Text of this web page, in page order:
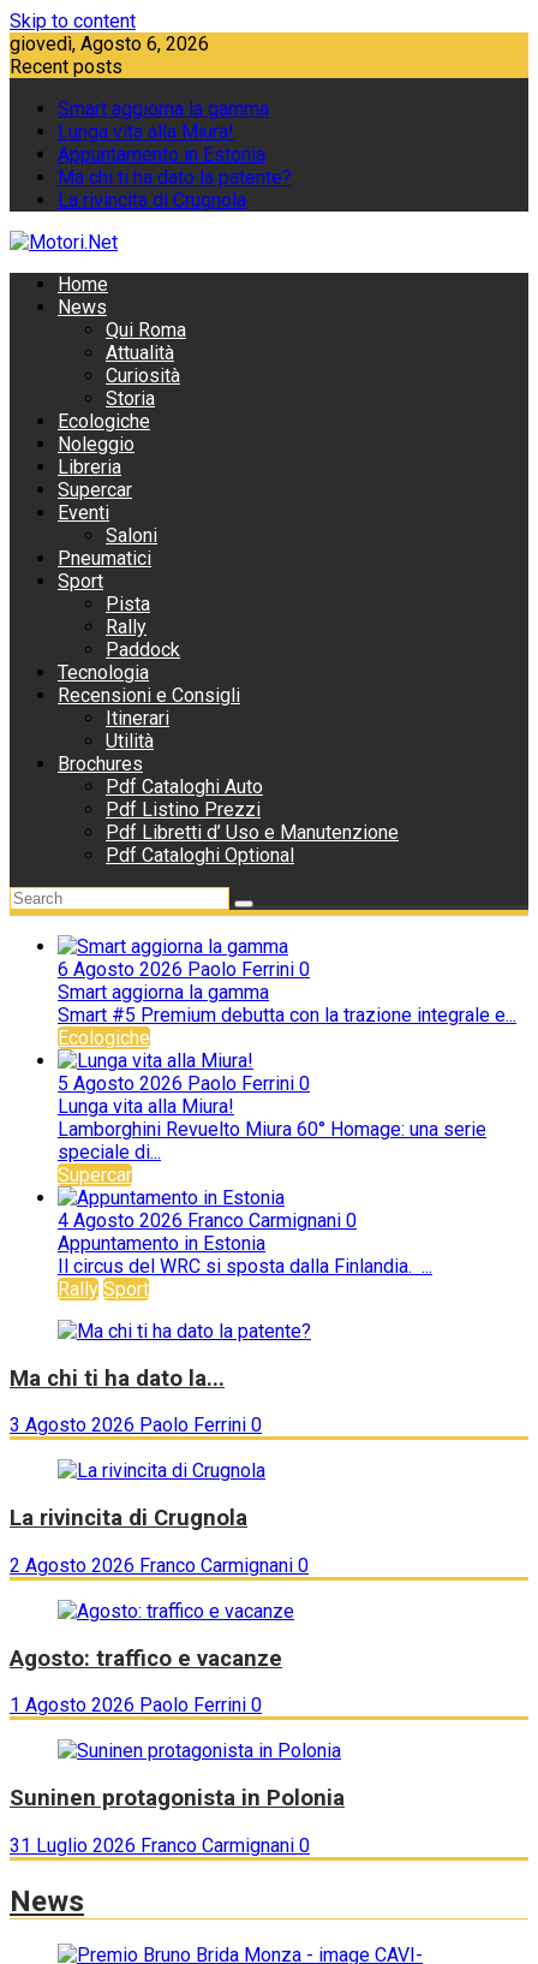
Skip to content
giovedì, Agosto 6, 2026
Recent posts
Smart aggiorna la gamma
Lunga vita alla Miura!
Appuntamento in Estonia
Ma chi ti ha dato la patente?
La rivincita di Crugnola
Home
News
Qui Roma
Attualità
Curiosità
Storia
Ecologiche
Noleggio
Libreria
Supercar
Eventi
Saloni
Pneumatici
Sport
Pista
Rally
Paddock
Tecnologia
Recensioni e Consigli
Itinerari
Utilità
Brochures
Pdf Cataloghi Auto
Pdf Listino Prezzi
Pdf Libretti d’ Uso e Manutenzione
Pdf Cataloghi Optional
6 Agosto 2026 Paolo Ferrini 0
Smart aggiorna la gamma
Smart #5 Premium debutta con la trazione integrale e...
Ecologiche
5 Agosto 2026 Paolo Ferrini 0
Lunga vita alla Miura!
Lamborghini Revuelto Miura 60° Homage: una serie
speciale di...
Supercar
4 Agosto 2026 Franco Carmignani 0
Appuntamento in Estonia
Il circus del WRC si sposta dalla Finlandia. ...
Rally Sport
Ma chi ti ha dato la...
3 Agosto 2026 Paolo Ferrini 0
La rivincita di Crugnola
2 Agosto 2026 Franco Carmignani 0
Agosto: traffico e vacanze
1 Agosto 2026 Paolo Ferrini 0
Suninen protagonista in Polonia
31 Luglio 2026 Franco Carmignani 0
News